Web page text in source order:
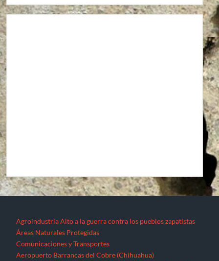
Agroindustria Alto a la guerra contra los pueblos zapatistas
Áreas Naturales Protegidas
Comunicaciones y Transportes
Aeropuerto Barrancas del Cobre (Chihuahua)